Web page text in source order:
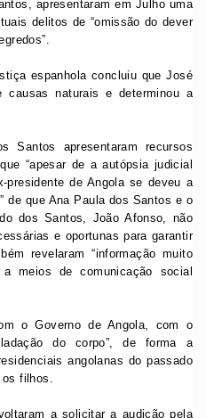
apresentaram em Julho uma
delitos de “omissão do dever
espanhola concluiu que José
causas naturais e determinou a
Santos apresentaram recursos
“apesar de a autópsia judicial
de Angola se deveu a
de que Ana Paula dos Santos e o
dos Santos, João Afonso, não
e oportunas para garantir
revelaram “informação muito
meios de comunicação social
o Governo de Angola, com o
do corpo”, de forma a
angolanas do passado
os filhos.
a solicitar a audição pela